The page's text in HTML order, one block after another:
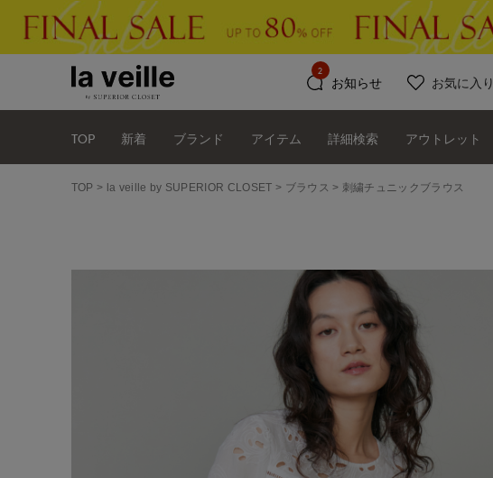
お知らせ
2
お気に入り
TOP 新着 ブランド アイテム 詳細検索 アウトレット
TOP la veille by SUPERIOR CLOSET ブラウス 刺繍チュニックブラウス